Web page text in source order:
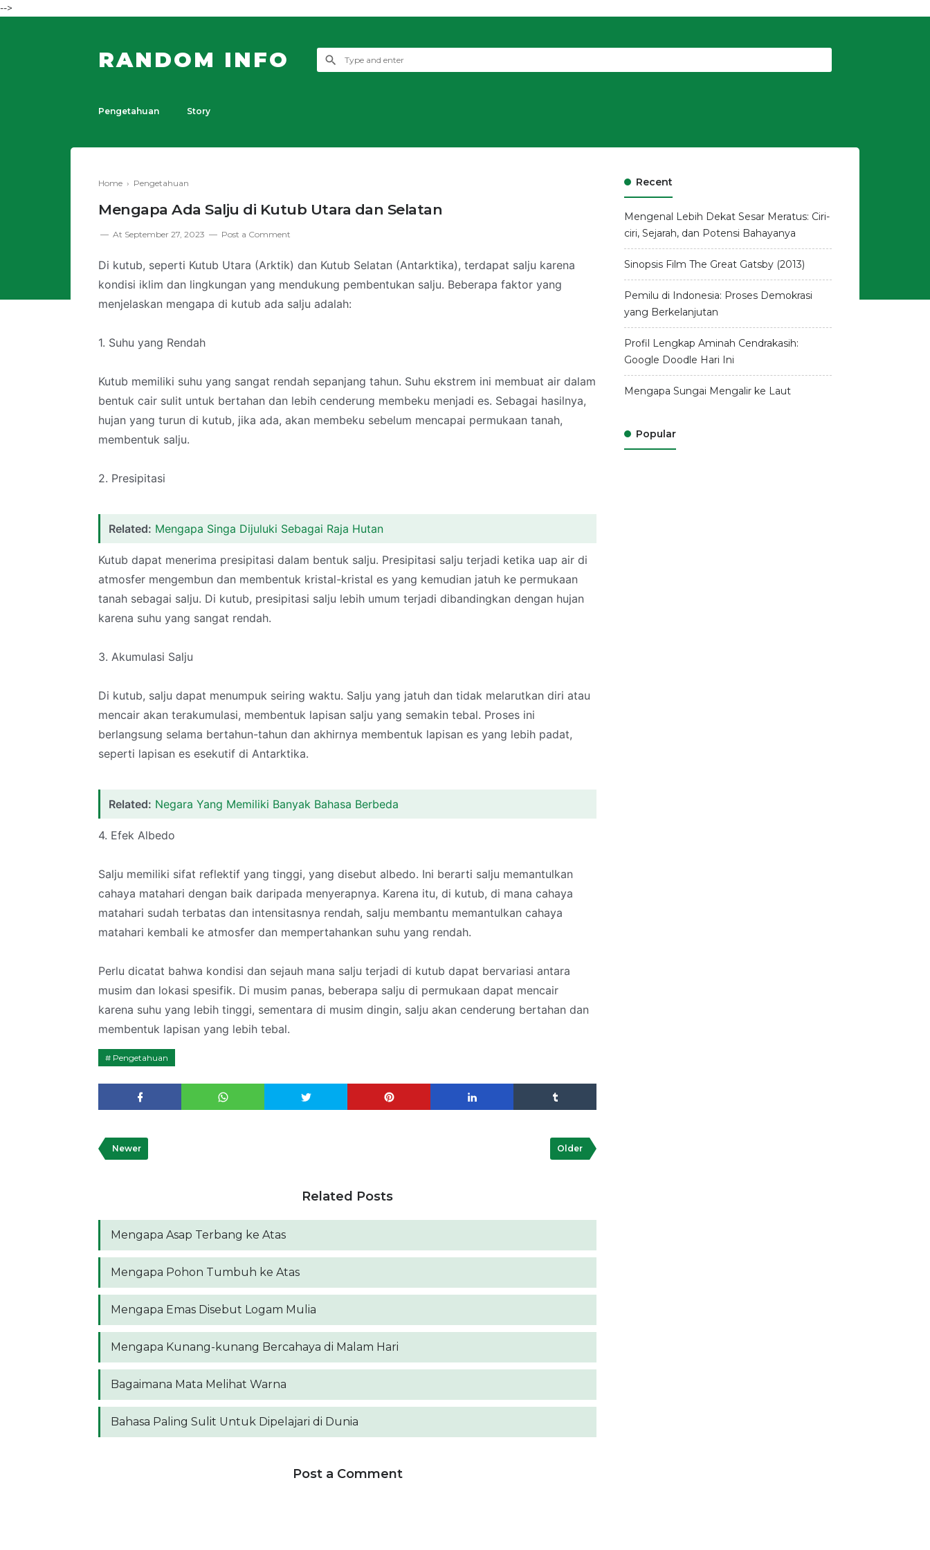
-->
RANDOM INFO
Pengetahuan Story
Home › Pengetahuan
Mengapa Ada Salju di Kutub Utara dan Selatan
At September 27, 2023 Post a Comment
Di kutub, seperti Kutub Utara (Arktik) dan Kutub Selatan (Antarktika), terdapat salju karena
kondisi iklim dan lingkungan yang mendukung pembentukan salju. Beberapa faktor yang
menjelaskan mengapa di kutub ada salju adalah:
1. Suhu yang Rendah
Kutub memiliki suhu yang sangat rendah sepanjang tahun. Suhu ekstrem ini membuat air dalam
bentuk cair sulit untuk bertahan dan lebih cenderung membeku menjadi es. Sebagai hasilnya,
hujan yang turun di kutub, jika ada, akan membeku sebelum mencapai permukaan tanah,
membentuk salju.
2. Presipitasi
Related: Mengapa Singa Dijuluki Sebagai Raja Hutan
Kutub dapat menerima presipitasi dalam bentuk salju. Presipitasi salju terjadi ketika uap air di
atmosfer mengembun dan membentuk kristal-kristal es yang kemudian jatuh ke permukaan
tanah sebagai salju. Di kutub, presipitasi salju lebih umum terjadi dibandingkan dengan hujan
karena suhu yang sangat rendah.
3. Akumulasi Salju
Di kutub, salju dapat menumpuk seiring waktu. Salju yang jatuh dan tidak melarutkan diri atau
mencair akan terakumulasi, membentuk lapisan salju yang semakin tebal. Proses ini
berlangsung selama bertahun-tahun dan akhirnya membentuk lapisan es yang lebih padat,
seperti lapisan es esekutif di Antarktika.
Related: Negara Yang Memiliki Banyak Bahasa Berbeda
4. Efek Albedo
Salju memiliki sifat reflektif yang tinggi, yang disebut albedo. Ini berarti salju memantulkan
cahaya matahari dengan baik daripada menyerapnya. Karena itu, di kutub, di mana cahaya
matahari sudah terbatas dan intensitasnya rendah, salju membantu memantulkan cahaya
matahari kembali ke atmosfer dan mempertahankan suhu yang rendah.
Perlu dicatat bahwa kondisi dan sejauh mana salju terjadi di kutub dapat bervariasi antara
musim dan lokasi spesifik. Di musim panas, beberapa salju di permukaan dapat mencair
karena suhu yang lebih tinggi, sementara di musim dingin, salju akan cenderung bertahan dan
membentuk lapisan yang lebih tebal.
Pengetahuan
Newer Older
Related Posts
Mengapa Asap Terbang ke Atas
Mengapa Pohon Tumbuh ke Atas
Mengapa Emas Disebut Logam Mulia
Mengapa Kunang-kunang Bercahaya di Malam Hari
Bagaimana Mata Melihat Warna
Bahasa Paling Sulit Untuk Dipelajari di Dunia
Post a Comment
Recent
Mengenal Lebih Dekat Sesar Meratus: Ciri-
ciri, Sejarah, dan Potensi Bahayanya
Sinopsis Film The Great Gatsby (2013)
Pemilu di Indonesia: Proses Demokrasi
yang Berkelanjutan
Profil Lengkap Aminah Cendrakasih:
Google Doodle Hari Ini
Mengapa Sungai Mengalir ke Laut
Popular